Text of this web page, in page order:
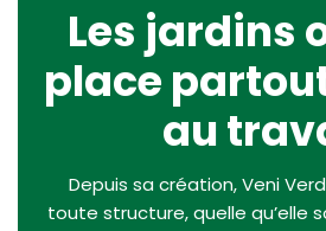
Les jardins
place
au
Depuis sa création, Veni
toute structure, quelle qu’elle